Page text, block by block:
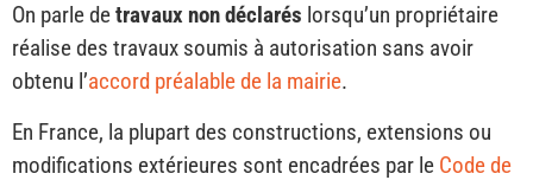
On parle detravaux non déclarés lorsqu’un propriétaire
réalise des travaux soumis à autorisation sans avoir
obtenu l’accord préalable de la mairie.
En France, la plupart des constructions, extensions ou
modifications extérieures sont encadrées par le Code de